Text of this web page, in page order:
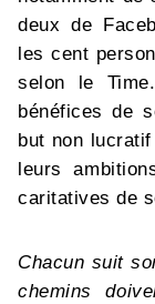
deux de
les cent
selon le
bénéfices de
but non
leurs
caritatives de
Chacun suit
chemins